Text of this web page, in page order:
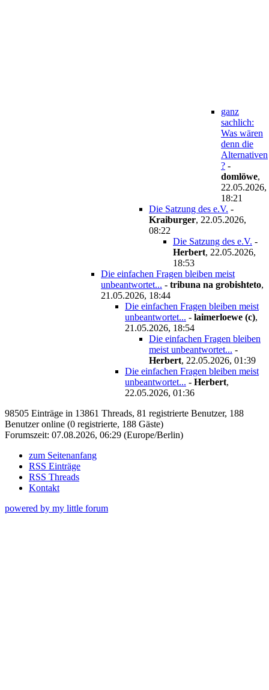
ganz
sachlich:
Was wären
denn die
Alternativen
? -
domlöwe,
22.05.2026,
18:21
Die Satzung des e.V. -
Kraiburger, 22.05.2026,
08:22
Die Satzung des e.V. -
Herbert, 22.05.2026,
18:53
Die einfachen Fragen bleiben meist
unbeantwortet... - tribuna na grobishteto,
21.05.2026, 18:44
Die einfachen Fragen bleiben meist
unbeantwortet... - laimerloewe (c),
21.05.2026, 18:54
Die einfachen Fragen bleiben
meist unbeantwortet... -
Herbert, 22.05.2026, 01:39
Die einfachen Fragen bleiben meist
unbeantwortet... - Herbert,
22.05.2026, 01:36
98505 Einträge in 13861 Threads, 81 registrierte Benutzer, 188
Benutzer online (0 registrierte, 188 Gäste)
Forumszeit: 07.08.2026, 06:29 (Europe/Berlin)
zum Seitenanfang
RSS Einträge
RSS Threads
Kontakt
powered by my little forum